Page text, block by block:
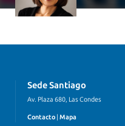
Sede Santiago
Av. Plaza 680, Las Condes
Contacto | Mapa